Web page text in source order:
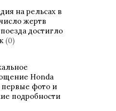
на рельсах в
жертв
достигло
(0)
Honda
первые фото и
подробности